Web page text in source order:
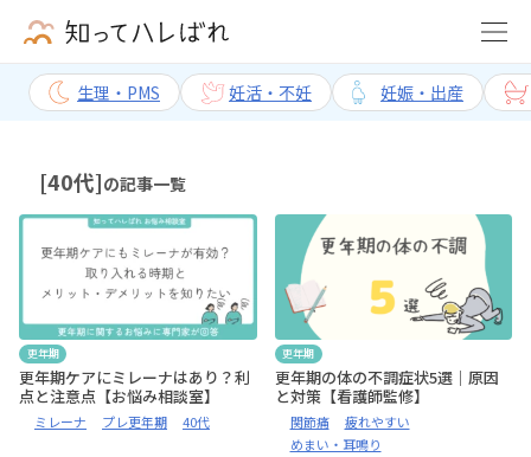
生理・PMS 妊活・不妊 妊娠・出産
[40代]の記事一覧
更年期
更年期ケアにミレーナはあり？利
点と注意点【お悩み相談室】
ミレーナ プレ更年期 40代
更年期
更年期の体の不調症状5選｜原因
と対策【看護師監修】
関節痛
疲れやすい
めまい・耳鳴り